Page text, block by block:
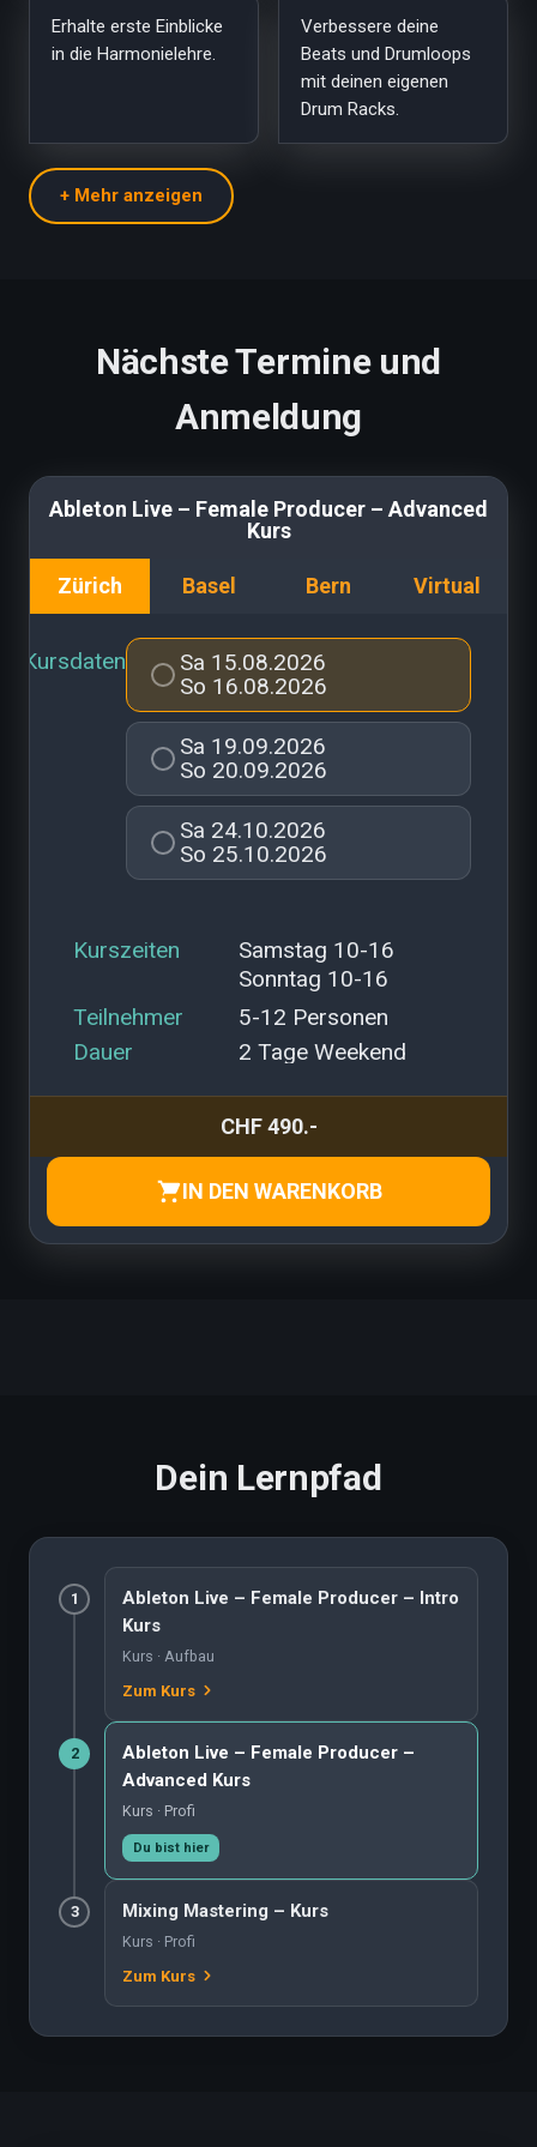
Erhalte erste Einblicke
in die Harmonielehre.
Verbessere deine
Beats und Drumloops
mit deinen eigenen
Drum Racks.
Nächste Termine und
Anmeldung
Ableton Live – Female Producer – Advanced
Kurs
zürich basel bern virtual
kursdaten
Sa 15.08.2026
So 16.08.2026
Sa 19.09.2026
So 20.09.2026
Sa 24.10.2026
So 25.10.2026
kurszeiten
Samstag 10-16
Sonntag 10-16
teilnehmer
5-12 Personen
dauer
2 Tage Weekend
CHF 490.-
IN DEN WARENKORB
Dein Lernpfad
1
Ableton Live – Female Producer – Intro
Kurs
Kurs · Aufbau
Zum Kurs
2
Ableton Live – Female Producer –
Advanced Kurs
Kurs · Profi
Du bist hier
3 Mixing Mastering – Kurs
Kurs · Profi
Zum Kurs